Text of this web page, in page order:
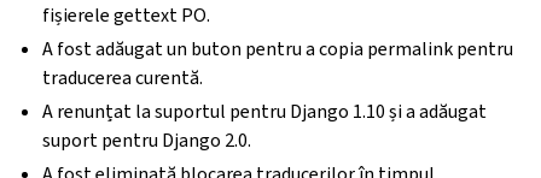
fișierele gettext PO.
A fost adăugat un buton pentru a copia permalink pentru
traducerea curentă.
A renunțat la suportul pentru Django 1.10 și a adăugat
suport pentru Django 2.0.